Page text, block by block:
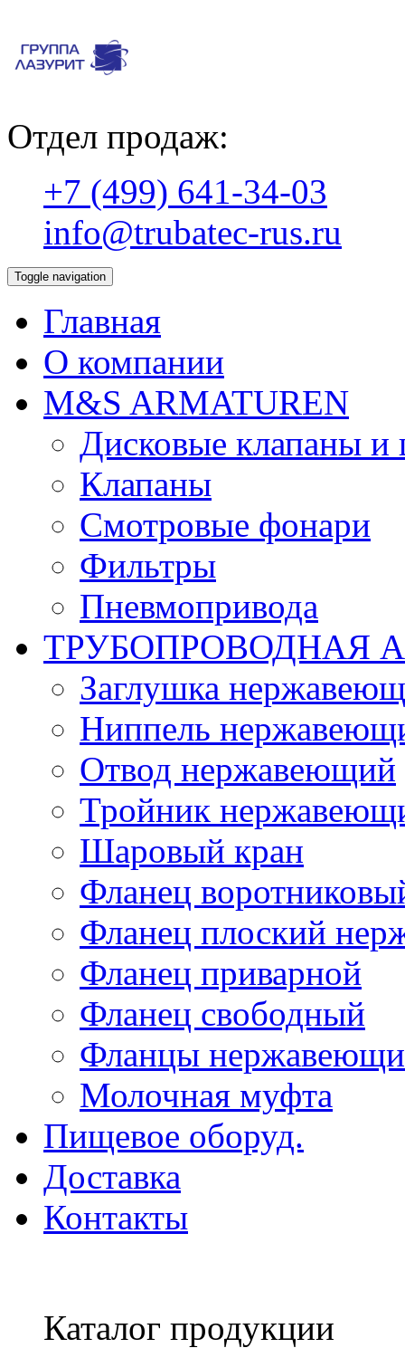
Отдел продаж:
+7 (499) 641-34-03
info@trubatec-rus.ru
Toggle navigation
Главная
О компании
М&S ARMATUREN
Дисковые клапаны
Клапаны
Смотровые фонари
Фильтры
Пневмопривода
ТРУБОПРОВОДНАЯ
Заглушка
Ниппель
Отвод нержавеющий
Тройник
Шаровый кран
Фланец
Фланец плоский
Фланец приварной
Фланец свободный
Фланцы
Молочная муфта
Пищевое оборуд.
Доставка
Контакты
Каталог продукции